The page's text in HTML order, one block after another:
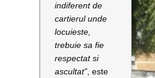
indiferent de
cartierul unde
locuieste,
trebuie sa fie
respectat si
ascultat” , este